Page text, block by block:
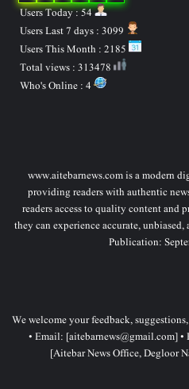
Users Today : 54
www.aitebarnews.com is a modern
providing readers with authentic
readers access to quality content and
they can experience accurate,
Publication:
We welcome your feedback,
• Email: [aitebarnews@gmail.com]
[Aitebar News Office, Degloor